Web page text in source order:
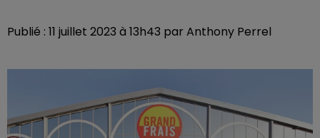
Publié : 11 juillet 2023 à 13h43 par Anthony Perrel